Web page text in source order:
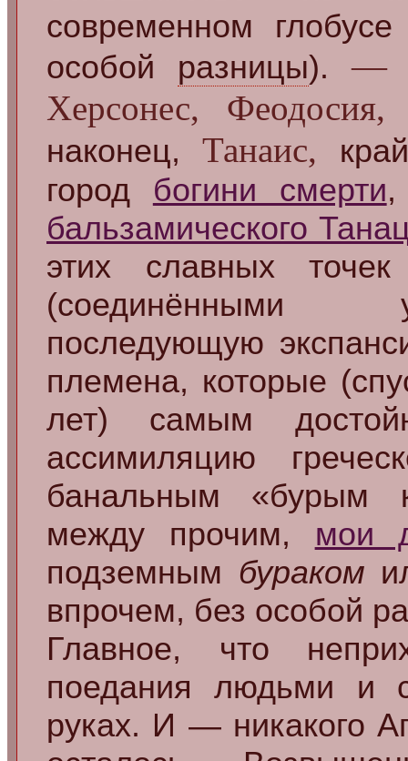
современном
особой разницы).—
Херсонес, Феодосия,
наконец,Танаис,
город богини смерти,
бальзамического
этих славных
(соединёнными
последующую
племена, которые
лет) самым
ассимиляцию
банальным «бурым
между прочим, мои
подземным бураком
впрочем, без особой
Главное, что
поедания людьми и
руках. И — никакого